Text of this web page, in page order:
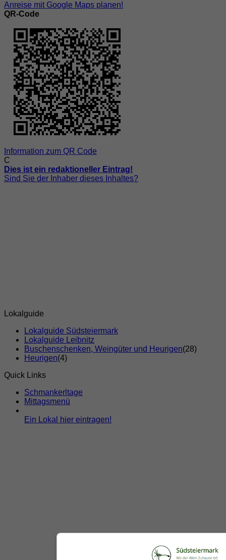
Anreise mit Google Maps planen!
QR-Code
Information zum QR Code
C
Dies ist ein redaktioneller Eintrag!
Sind Sie der Inhaber dieses Inhaltes?
Lokalguide
Lokalguide Südsteiermark
Lokalguide Leibnitz
Buschenschenken, Weingüter und Heurigen(28)
Heurigen(4)
Quick Links
Schmankerltage
Mittagsmenü
Ein Lokal hier eintragen!